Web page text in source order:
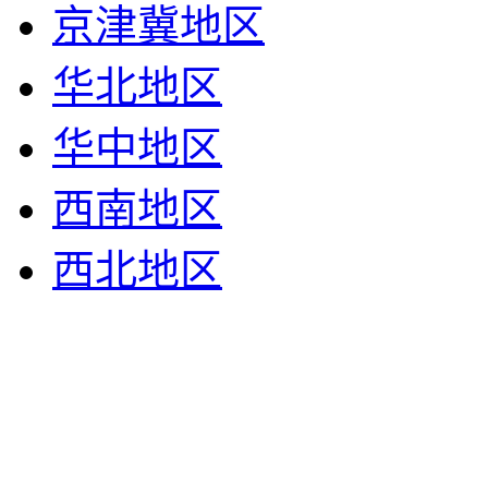
京津冀地区
华北地区
华中地区
西南地区
西北地区